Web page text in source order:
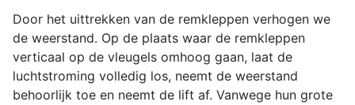
Door het uittrekken van de remkleppen verhogen we
de weerstand. Op de plaats waar de remkleppen
verticaal op de vleugels omhoog gaan, laat de
luchtstroming volledig los, neemt de weerstand
behoorlijk toe en neemt de lift af. Vanwege hun grote